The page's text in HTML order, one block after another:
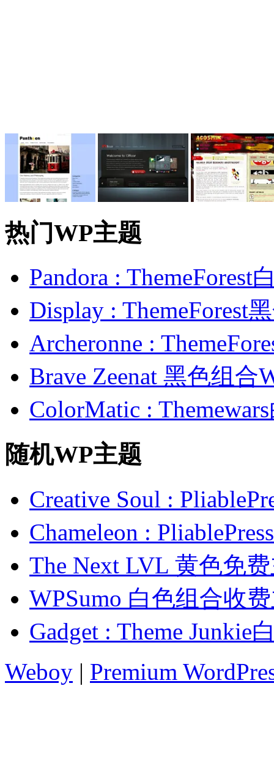
热门WP主题
Pandora : ThemeForest
Display : ThemeForest
Archeronne :
Brave Zeenat 黑色组合
ColorMatic :
随机WP主题
Creative Soul :
Chameleon :
The Next LVL 黄色免
WPSumo 白色组合收
Gadget : Theme Junkie
Weboy | Premium